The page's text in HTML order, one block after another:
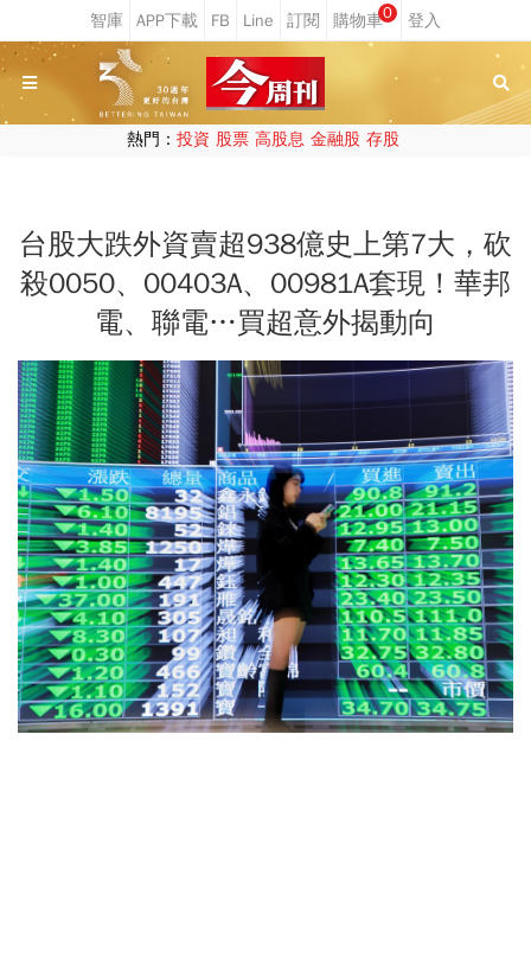
0
熱門： 投資 股票 高股息 金融股 存股
台股大跌外資賣超938億史上第7大，砍
殺0050、00403A、00981A套現！華邦
電、聯電…買超意外揭動向